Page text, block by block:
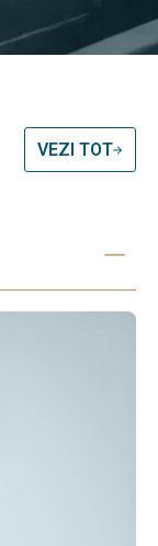
VEZI TOT